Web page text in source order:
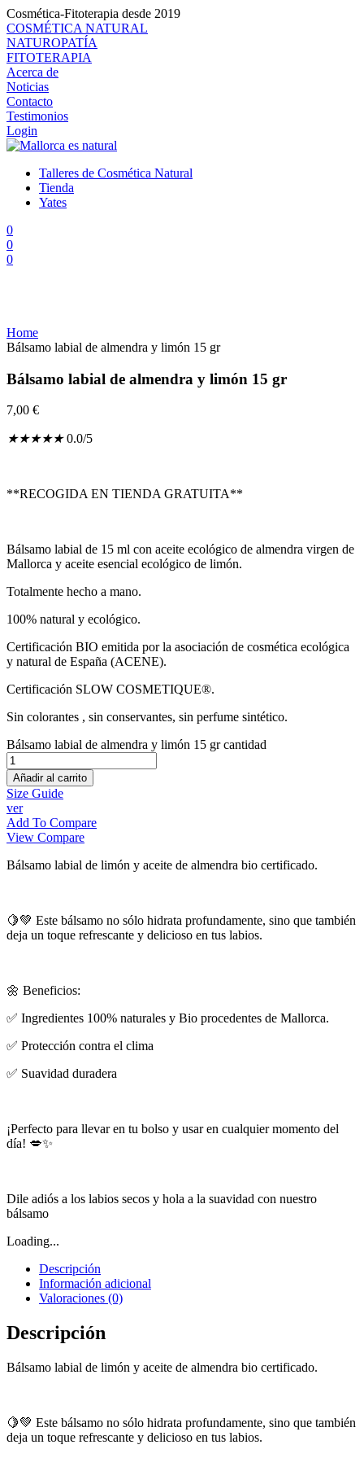
Cosmética-Fitoterapia desde 2019
COSMÉTICA NATURAL
NATUROPATÍA
FITOTERAPIA
Acerca de
Noticias
Contacto
Testimonios
Login
Talleres de Cosmética Natural
Tienda
Yates
0
0
0
Home
Bálsamo labial de almendra y limón 15 gr
Bálsamo labial de almendra y limón 15 gr
7,00 €
★★★★★ 0.0/5
**RECOGIDA EN TIENDA GRATUITA**
Bálsamo labial de 15 ml con aceite ecológico de almendra virgen de
Mallorca y aceite esencial ecológico de limón.
Totalmente hecho a mano.
100% natural y ecológico.
Certificación BIO emitida por la asociación de cosmética ecológica
y natural de España (ACENE).
Certificación SLOW COSMETIQUE®.
Sin colorantes , sin conservantes, sin perfume sintético.
Bálsamo labial de almendra y limón 15 gr cantidad
Añadir al carrito
Size Guide
ver
Add To Compare
View Compare
Bálsamo labial de limón y aceite de almendra bio certificado.
🍋💚 Este bálsamo no sólo hidrata profundamente, sino que también
deja un toque refrescante y delicioso en tus labios.
🌼 Beneficios:
✅ Ingredientes 100% naturales y Bio procedentes de Mallorca.
✅ Protección contra el clima
✅ Suavidad duradera
¡Perfecto para llevar en tu bolso y usar en cualquier momento del
día! 💋✨
Dile adiós a los labios secos y hola a la suavidad con nuestro
bálsamo
Loading...
Descripción
Información adicional
Valoraciones (0)
Descripción
Bálsamo labial de limón y aceite de almendra bio certificado.
🍋💚 Este bálsamo no sólo hidrata profundamente, sino que también
deja un toque refrescante y delicioso en tus labios.